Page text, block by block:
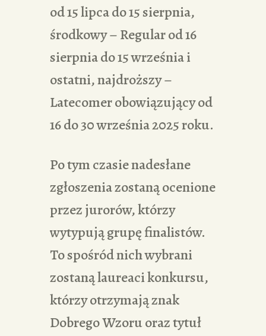
od 15 lipca do 15 sierpnia,
środkowy – Regular od 16
sierpnia do 15 września i
ostatni, najdroższy –
Latecomer obowiązujący od
16 do 30 września 2025 roku.
Po tym czasie nadesłane
zgłoszenia zostaną ocenione
przez jurorów, którzy
wytypują grupę finalistów.
To spośród nich wybrani
zostaną laureaci konkursu,
którzy otrzymają znak
Dobrego Wzoru oraz tytuł